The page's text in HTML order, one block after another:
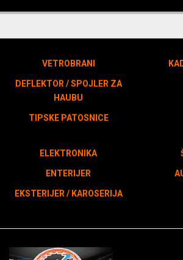
VETROBRANI
DEFLEKTOR / SPOJLER ZA
HAUBU
TIPSKE PATOSNICE
ELEKTRONIKA
ENTERIJER
EKSTERIJER / KAROSERIJA